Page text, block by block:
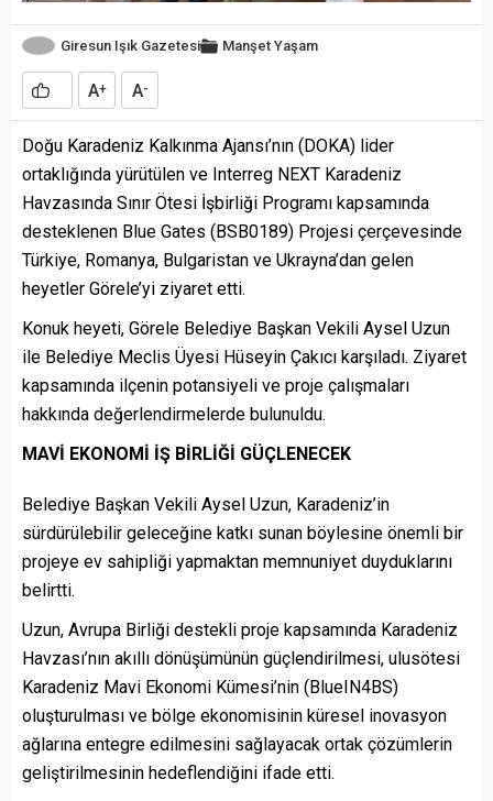
Giresun Işık Gazetesi Manşet Yaşam
A+ A-
Doğu Karadeniz Kalkınma Ajansı’nın (DOKA) lider
ortaklığında yürütülen ve Interreg NEXT Karadeniz
Havzasında Sınır Ötesi İşbirliği Programı kapsamında
desteklenen Blue Gates (BSB0189) Projesi çerçevesinde
Türkiye, Romanya, Bulgaristan ve Ukrayna’dan gelen
heyetler Görele’yi ziyaret etti.
Konuk heyeti, Görele Belediye Başkan Vekili Aysel Uzun
ile Belediye Meclis Üyesi Hüseyin Çakıcı karşıladı. Ziyaret
kapsamında ilçenin potansiyeli ve proje çalışmaları
hakkında değerlendirmelerde bulunuldu.
MAVİ EKONOMİ İŞ BİRLİĞİ GÜÇLENECEK
Belediye Başkan Vekili Aysel Uzun, Karadeniz’in
sürdürülebilir geleceğine katkı sunan böylesine önemli bir
projeye ev sahipliği yapmaktan memnuniyet duyduklarını
belirtti.
Uzun, Avrupa Birliği destekli proje kapsamında Karadeniz
Havzası’nın akıllı dönüşümünün güçlendirilmesi, ulusötesi
Karadeniz Mavi Ekonomi Kümesi’nin (BlueIN4BS)
oluşturulması ve bölge ekonomisinin küresel inovasyon
ağlarına entegre edilmesini sağlayacak ortak çözümlerin
geliştirilmesinin hedeflendiğini ifade etti.